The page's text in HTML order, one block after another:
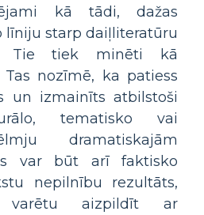
kā tādi, dažas
līniju starp daiļliteratūru
Tie tiek minēti kā
nozīmē, ka patiess
un izmainīts atbilstoši
tematisko vai
dramatiskajām
var būt arī faktisko
nepilnību rezultāts,
varētu aizpildīt ar